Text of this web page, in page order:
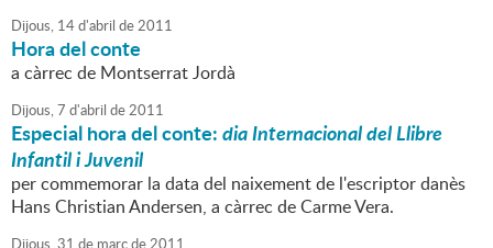
Dijous, 14d'abril de2011
Hora del conte
a càrrec de Montserrat Jordà
Dijous,7 d'abril de2011
Especial hora del conte:dia Internacional del Llibre
Infantil i Juvenil
per commemorar la data del naixement de l'escriptor danès
Hans Christian Andersen, a càrrec de Carme Vera.
Dijous,31 de marçde2011